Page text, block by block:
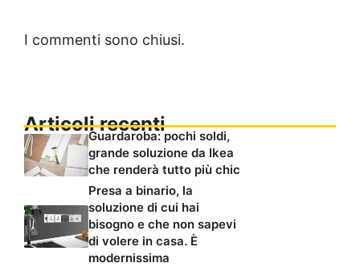
I commenti sono chiusi.
Articoli recenti
Guardaroba: pochi soldi,
grande soluzione da Ikea
che renderà tutto più chic
Presa a binario, la
soluzione di cui hai
bisogno e che non sapevi
di volere in casa. È
modernissima